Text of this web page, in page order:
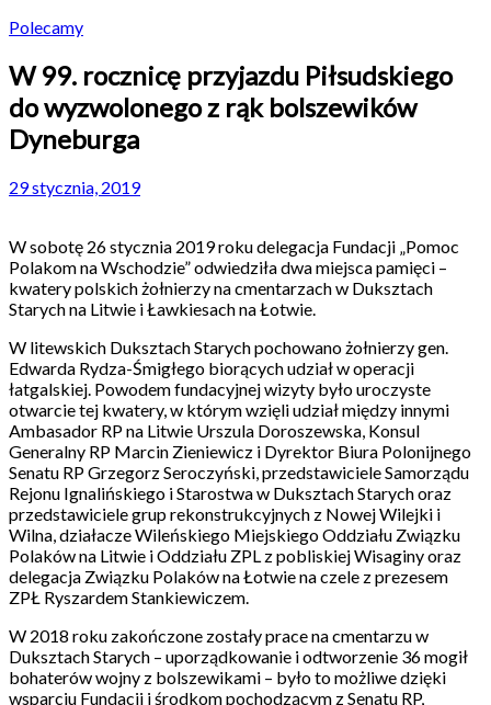
Polecamy
W 99. rocznicę przyjazdu Piłsudskiego
do wyzwolonego z rąk bolszewików
Dyneburga
29 stycznia, 2019
W sobotę 26 stycznia 2019 roku delegacja Fundacji „Pomoc
Polakom na Wschodzie” odwiedziła dwa miejsca pamięci –
kwatery polskich żołnierzy na cmentarzach w Duksztach
Starych na Litwie i Ławkiesach na Łotwie.
W litewskich Duksztach Starych pochowano żołnierzy gen.
Edwarda Rydza-Śmigłego biorących udział w operacji
łatgalskiej. Powodem fundacyjnej wizyty było uroczyste
otwarcie tej kwatery, w którym wzięli udział między innymi
Ambasador RP na Litwie Urszula Doroszewska, Konsul
Generalny RP Marcin Zieniewicz i Dyrektor Biura Polonijnego
Senatu RP Grzegorz Seroczyński, przedstawiciele Samorządu
Rejonu Ignalińskiego i Starostwa w Duksztach Starych oraz
przedstawiciele grup rekonstrukcyjnych z Nowej Wilejki i
Wilna, działacze Wileńskiego Miejskiego Oddziału Związku
Polaków na Litwie i Oddziału ZPL z pobliskiej Wisaginy oraz
delegacja Związku Polaków na Łotwie na czele z prezesem
ZPŁ Ryszardem Stankiewiczem.
W 2018 roku zakończone zostały prace na cmentarzu w
Duksztach Starych – uporządkowanie i odtworzenie 36 mogił
bohaterów wojny z bolszewikami – było to możliwe dzięki
wsparciu Fundacji i środkom pochodzącym z Senatu RP,